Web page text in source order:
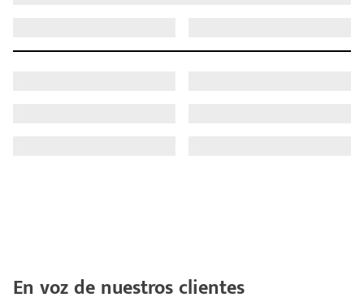
En voz de nuestros clientes